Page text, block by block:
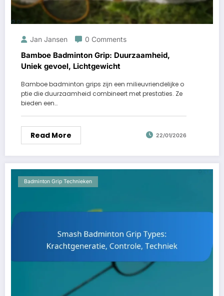
Jan Jansen 0 Comments
Bamboe Badminton Grip: Duurzaamheid,
Uniek gevoel, Lichtgewicht
Bamboe badminton grips zijn een milieuvriendelijke o
ptie die duurzaamheid combineert met prestaties. Ze
bieden een…
Read More 22/01/2026
Badminton Grip Technieken